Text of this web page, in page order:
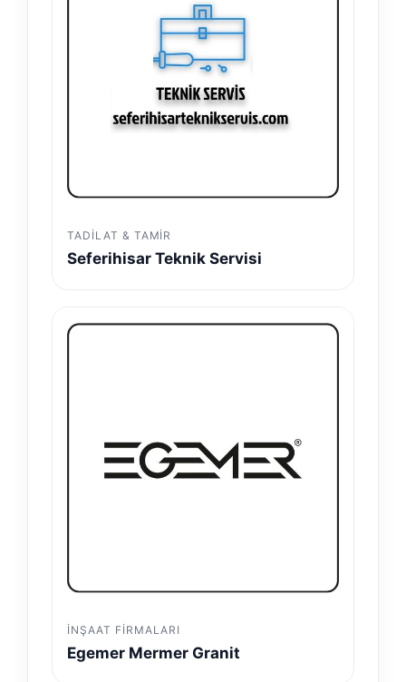
TADILAT & TAMIR
Seferihisar Teknik Servisi
İNŞAAT FIRMALARI
Egemer Mermer Granit